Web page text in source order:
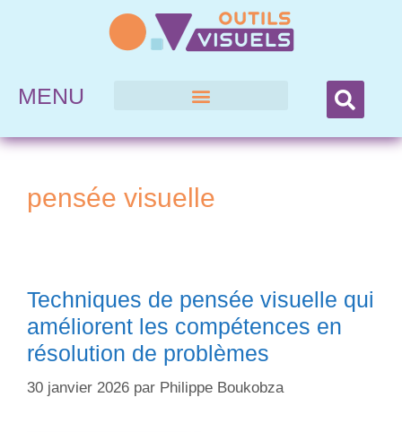
MENU
pensée visuelle
Techniques de pensée visuelle qui
améliorent les compétences en
résolution de problèmes
30 janvier 2026 par Philippe Boukobza